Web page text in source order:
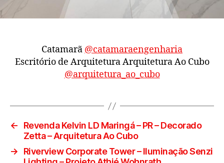
Catamarã @catamaraengenharia
Escritório de Arquitetura Arquitetura Ao Cubo
@arquitetura_ao_cubo
←
Revenda Kelvin LD Maringá – PR – Decorado
Zetta – Arquitetura Ao Cubo
→
Riverview Corporate Tower – Iluminação Senzi